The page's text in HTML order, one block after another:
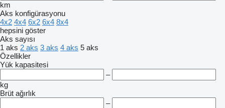
km
Aks konfigürasyonu
4x2 4x4 6x2 6x4 8x4
hepsini göster
Aks sayısı
1 aks 2 aks 3 aks 4 aks 5 aks
Özellikler
Yük kapasitesi
–
kg
Brüt ağırlık
–